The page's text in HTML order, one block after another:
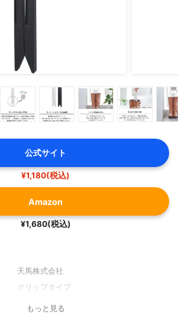
公式サイト
¥1,180(税込)
Amazon
¥1,680(税込)
天馬株式会社
クリップタイプ
もっと見る